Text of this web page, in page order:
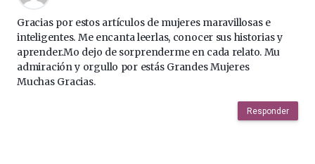
Gracias por estos artículos de mujeres maravillosas e
inteligentes. Me encanta leerlas, conocer sus historias y
aprender.Mo dejo de sorprenderme en cada relato. Mu
admiración y orgullo por estás Grandes Mujeres
Muchas Gracias.
Responder